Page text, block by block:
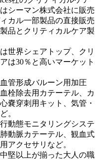
シーマン株式会社に販売
カル一部製品の直接販売
品とクリティカルケア製
世界シェアトップ、クリ
は30％と高いマーケット
管形成バルーン用加圧
栓除去用カテーテル、カ
嚢穿刺用キット、気管・
。
動態モニタリングシステ
動脈カテーテル、観血式
アクセサリなど。
堅以上が揃った大人の職